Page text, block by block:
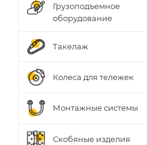
Грузоподъемное
оборудование
Такелаж
Колеса для тележек
Монтажные системы
Скобяные изделия